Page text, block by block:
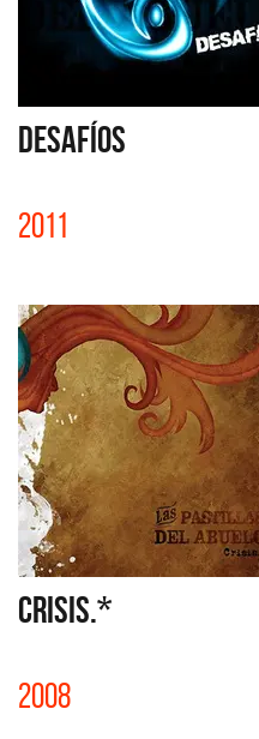
DESAFÍOS
2011
CRISIS.*
2008